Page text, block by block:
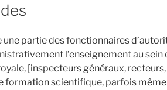
une partie des fonctionnaires
l’enseignement au sein
[inspecteurs généraux,
formation scientifique, parfois même